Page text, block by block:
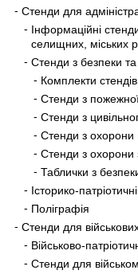
Стенди для
Інформаційні
селищних, міських
Стенди з безпеки
Комплекти
Стенди з
Стенди з
Стенди з охорони
Стенди з охорони
Таблички з
Історико-
Поліграфія
Стенди для військових
Військово-
Стенди для